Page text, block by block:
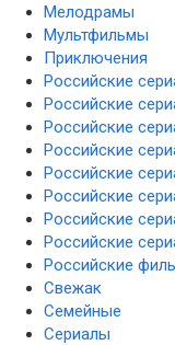
Мелодрамы
Мультфильмы
Приключения
Российские
Российские
Российские
Российские
Российские
Российские
Российские
Российские
Российские
Свежак
Семейные
Сериалы